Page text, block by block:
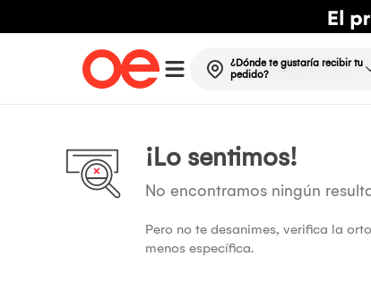
¿Dónde te gustaría recibir tu
pedido?
¡Lo sentimos!
No encontramos ningún
Pero no te desanimes, verifica la
menos específica.